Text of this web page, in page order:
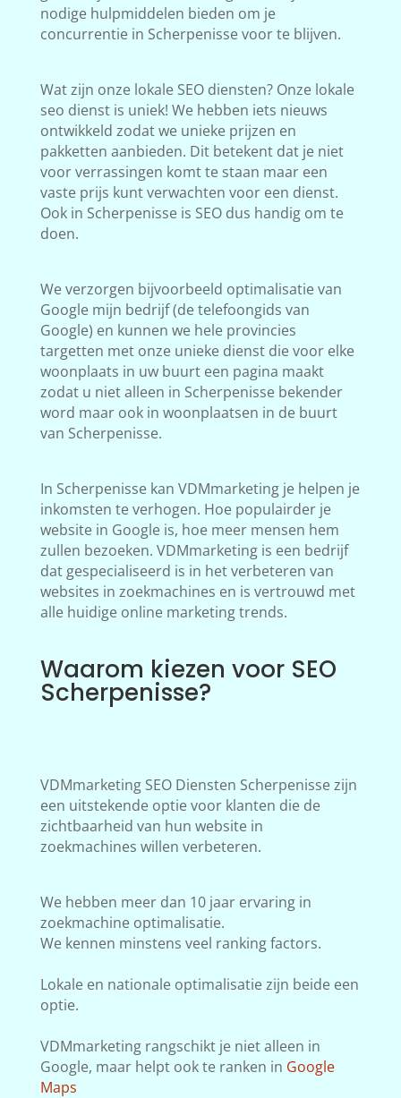
nodige hulpmiddelen bieden om je
concurrentie in Scherpenisse voor te blijven.
Wat zijn onze lokale SEO diensten? Onze lokale
seo dienst is uniek! We hebben iets nieuws
ontwikkeld zodat we unieke prijzen en
pakketten aanbieden. Dit betekent dat je niet
voor verrassingen komt te staan maar een
vaste prijs kunt verwachten voor een dienst.
Ook in Scherpenisse is SEO dus handig om te
doen.
We verzorgen bijvoorbeeld optimalisatie van
Google mijn bedrijf (de telefoongids van
Google) en kunnen we hele provincies
targetten met onze unieke dienst die voor elke
woonplaats in uw buurt een pagina maakt
zodat u niet alleen in Scherpenisse bekender
word maar ook in woonplaatsen in de buurt
van Scherpenisse.
In Scherpenisse kan VDMmarketing je helpen je
inkomsten te verhogen. Hoe populairder je
website in Google is, hoe meer mensen hem
zullen bezoeken. VDMmarketing is een bedrijf
dat gespecialiseerd is in het verbeteren van
websites in zoekmachines en is vertrouwd met
alle huidige online marketing trends.
Waarom kiezen voor SEO
Scherpenisse?
VDMmarketing SEO Diensten Scherpenisse zijn
een uitstekende optie voor klanten die de
zichtbaarheid van hun website in
zoekmachines willen verbeteren.
We hebben meer dan 10 jaar ervaring in
zoekmachine optimalisatie.
We kennen minstens veel ranking factors.
Lokale en nationale optimalisatie zijn beide een
optie.
VDMmarketing rangschikt je niet alleen in
Google, maar helpt ook te ranken in Google
Maps